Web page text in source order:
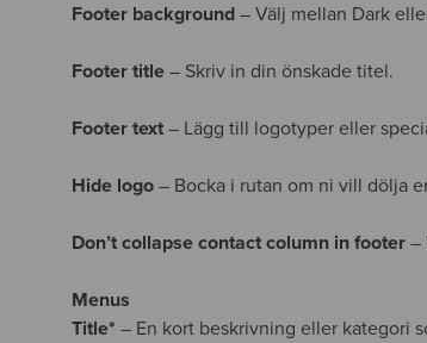
Footer background – Välj mellan Dark
Footer title – Skriv in din önskade titel.
Footer text – Lägg till logotyper eller
Hide logo – Bocka i rutan om ni vill dölja
Don’t collapse contact column in footer –
Menus
Title* – En kort beskrivning eller kategori